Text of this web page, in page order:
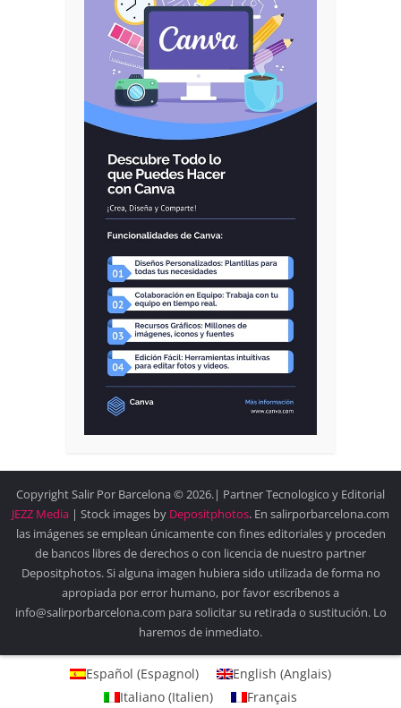
Copyright Salir Por Barcelona © 2026.| Partner Tecnologico y Editorial
JEZZ Media | Stock images by Depositphotos. En salirporbarcelona.com
las imágenes se emplean únicamente con fines editoriales y proceden
de bancos libres de derechos o con licencia de nuestro partner
Depositphotos. Si alguna imagen hubiera sido utilizada de forma no
apropiada por error humano, por favor escríbenos a
info@salirporbarcelona.com para solicitar su retirada o sustitución. Lo
haremos de inmediato.
Español (Espagnol) English (Anglais)
Italiano (Italien) Français